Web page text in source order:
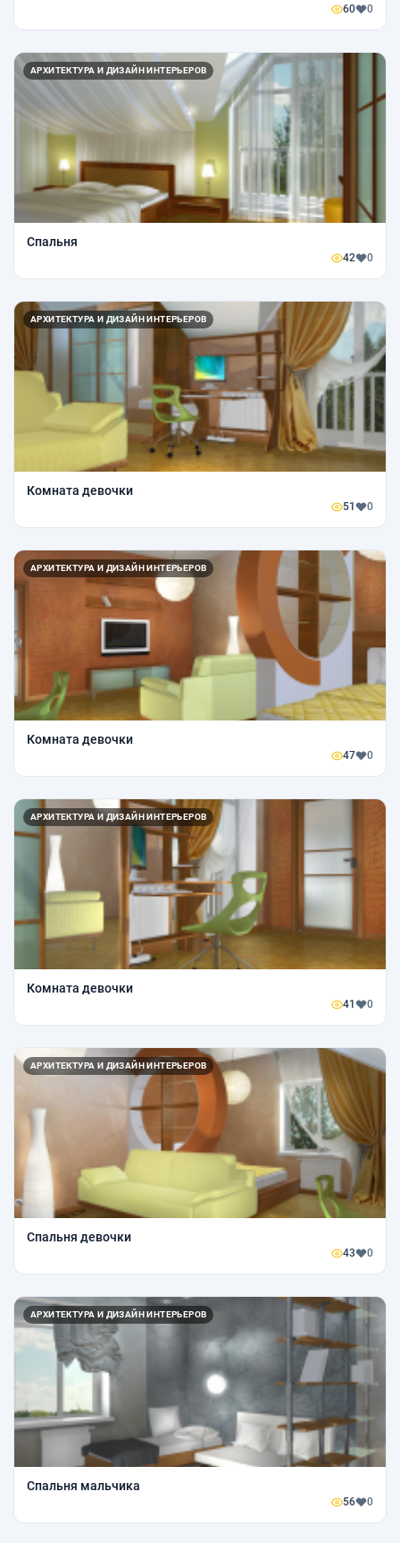
60 0
АРХИТЕКТУРА И ДИЗАЙН ИНТЕРЬЕРОВ
Спальня
42 0
АРХИТЕКТУРА И ДИЗАЙН ИНТЕРЬЕРОВ
Комната девочки
51 0
АРХИТЕКТУРА И ДИЗАЙН ИНТЕРЬЕРОВ
Комната девочки
47 0
АРХИТЕКТУРА И ДИЗАЙН ИНТЕРЬЕРОВ
Комната девочки
41 0
АРХИТЕКТУРА И ДИЗАЙН ИНТЕРЬЕРОВ
Спальня девочки
43 0
АРХИТЕКТУРА И ДИЗАЙН ИНТЕРЬЕРОВ
Спальня мальчика
56 0